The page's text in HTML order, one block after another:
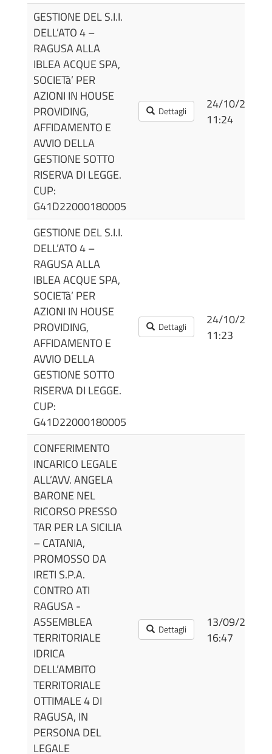
GESTIONE DEL S.I.I.
DELL’ATO 4 –
RAGUSA ALLA
IBLEA ACQUE SPA,
SOCIETà’ PER
AZIONI IN HOUSE
PROVIDING,
AFFIDAMENTO E
AVVIO DELLA
GESTIONE SOTTO
RISERVA DI LEGGE.
CUP:
G41D22000180005
Dettagli
24/10/2022
11:24
GESTIONE DEL S.I.I.
DELL’ATO 4 –
RAGUSA ALLA
IBLEA ACQUE SPA,
SOCIETà’ PER
AZIONI IN HOUSE
PROVIDING,
AFFIDAMENTO E
AVVIO DELLA
GESTIONE SOTTO
RISERVA DI LEGGE.
CUP:
G41D22000180005
Dettagli
24/10/2022
11:23
CONFERIMENTO
INCARICO LEGALE
ALL’AVV. ANGELA
BARONE NEL
RICORSO PRESSO
TAR PER LA SICILIA
– CATANIA,
PROMOSSO DA
IRETI S.P.A.
CONTRO ATI
RAGUSA -
ASSEMBLEA
TERRITORIALE
IDRICA
DELL’AMBITO
TERRITORIALE
OTTIMALE 4 DI
RAGUSA, IN
PERSONA DEL
LEGALE
Dettagli
13/09/2022
16:47